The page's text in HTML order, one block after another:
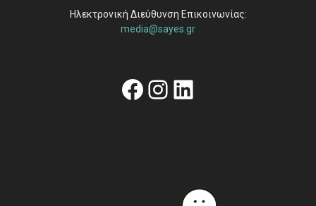
Ηλεκτρονική Διεύθυνση Επικοινωνίας:
media@sayes.gr
Facebook
Instagram
Linkedin